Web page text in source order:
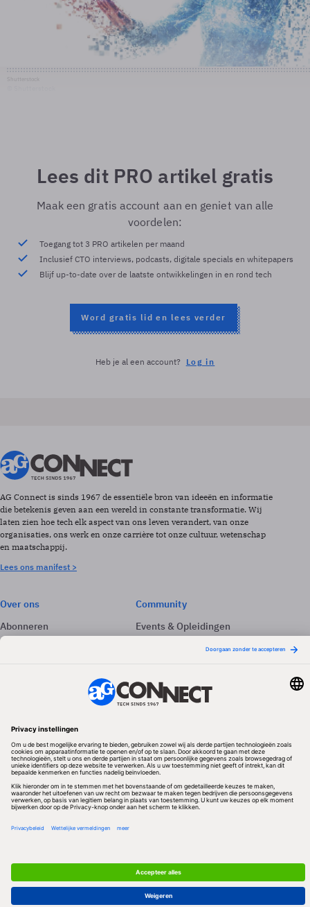
Lees dit PRO artikel gratis
Maak een gratis account aan en geniet van alle
voordelen:
Toegang tot 3 PRO artikelen per maand
Inclusief CTO interviews, podcasts, digitale specials en whitepapers
Blijf up-to-date over de laatste ontwikkelingen in en rond tech
Word gratis lid en lees verder
Heb je al een account? Log in
AG Connect is sinds 1967 de essentiële bron van ideeën en informatie
die betekenis geven aan een wereld in constante transformatie. Wij
laten zien hoe tech elk aspect van ons leven verandert, van onze
organisaties, ons werk en onze carrière tot onze cultuur, wetenschap
en maatschappij.
Lees ons manifest >
Over ons
Abonneren
Adverteren
Community
Events & Opleidingen
Volg ons
Redactionele partner
Algemene Voorwaarden & Copyrights